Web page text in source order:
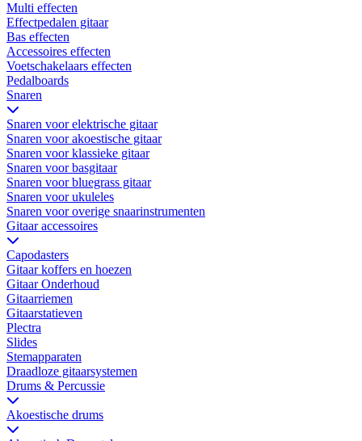
Multi effecten
Effectpedalen gitaar
Bas effecten
Accessoires effecten
Voetschakelaars effecten
Pedalboards
Snaren
Snaren voor elektrische gitaar
Snaren voor akoestische gitaar
Snaren voor klassieke gitaar
Snaren voor basgitaar
Snaren voor bluegrass gitaar
Snaren voor ukuleles
Snaren voor overige snaarinstrumenten
Gitaar accessoires
Capodasters
Gitaar koffers en hoezen
Gitaar Onderhoud
Gitaarriemen
Gitaarstatieven
Plectra
Slides
Stemapparaten
Draadloze gitaarsystemen
Drums & Percussie
Akoestische drums